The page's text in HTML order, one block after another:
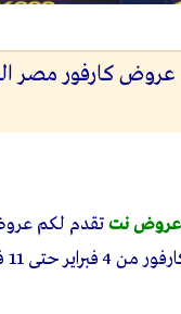
عروض نتتقدم لكم